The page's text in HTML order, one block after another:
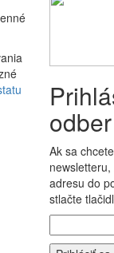
Ak sa
adresu do
stlačte